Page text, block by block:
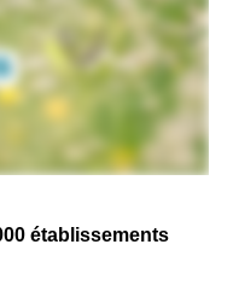
établissements